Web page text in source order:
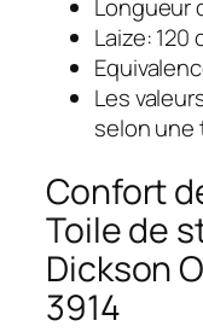
Longueur
Laize: 120
Les
selon une
Confort
Toile de
Dickson
3914